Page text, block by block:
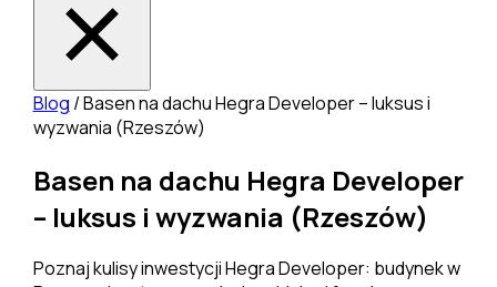
Blog /Basen na dachu Hegra Developer – luksus i
wyzwania (Rzeszów)
Basen na dachu Hegra Developer
– luksus i wyzwania (Rzeszów)
Poznaj kulisy inwestycji Hegra Developer: budynek w